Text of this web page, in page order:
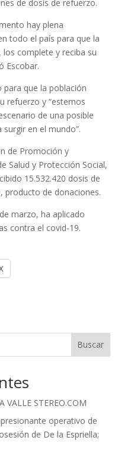
de dosis de refuerzo.
hay plena
todo el país para que la
complete y reciba su
Escobar.
que la población
refuerzo y “estemos
de una posible
en el mundo”.
de Promoción y
Salud y Protección Social,
15.532.420 dosis de
producto de donaciones.
marzo, ha aplicado
contra el covid-19.
Buscar
VALLE STEREO.COM
operativo de
de De la Espriella;